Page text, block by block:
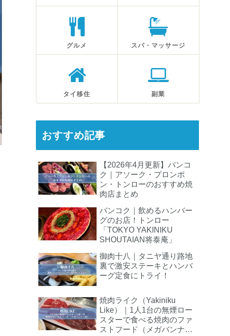
グルメ スパ・マッサージ
タイ移住 副業
おすすめ記事
【2026年4月更新】バンコ
ク｜アソーク・プロンポ
ン・トンローのおすすめ焼
肉店まとめ
バンコク｜飲めるハンバー
グのお店！トンロー
「TOKYO YAKINIKU
SHOUTAIAN将泰庵」
御肉十八｜タニヤ通り路地
裏で激安ステーキとハンバ
ーグ定食にトライ！
焼肉ライク（Yakiniku
Like）｜1人1台の無煙ロー
スターで食べる焼肉のファ
ストフード（メガバンナー